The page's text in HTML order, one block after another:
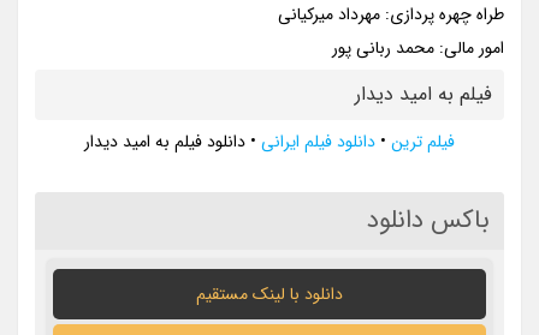
طراه چهره پردازی: مهرداد میرکیانی
امور مالی: محمد ربانی پور
فیلم به امید دیدار
فیلم ترین • دانلود فیلم ایرانی • دانلود فیلم به امید دیدار
باکس دانلود
دانلود با لينک مستقيم